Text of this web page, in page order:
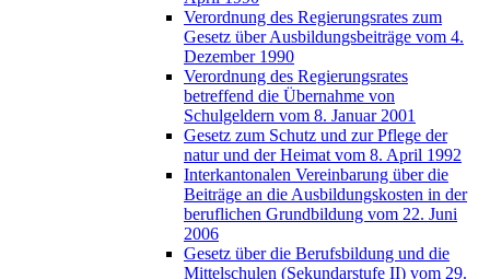
Verordnung des Regierungsrates zum
Gesetz über Ausbildungsbeiträge vom 4.
Dezember 1990
Verordnung des Regierungsrates
betreffend die Übernahme von
Schulgeldern vom 8. Januar 2001
Gesetz zum Schutz und zur Pflege der
natur und der Heimat vom 8. April 1992
Interkantonalen Vereinbarung über die
Beiträge an die Ausbildungskosten in der
beruflichen Grundbildung vom 22. Juni
2006
Gesetz über die Berufsbildung und die
Mittelschulen (Sekundarstufe II) vom 29.